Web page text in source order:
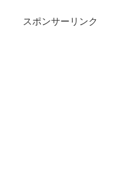
スポンサーリンク